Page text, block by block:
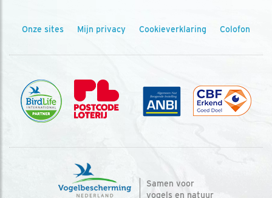
Onze sites Mijn privacy Cookieverklaring Colofon
Samen voor
vogels en natuur